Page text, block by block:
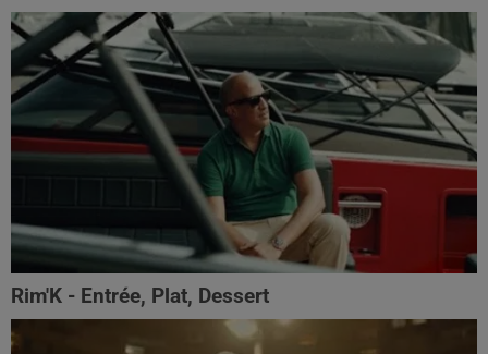
Rim'K - Entrée, Plat, Dessert